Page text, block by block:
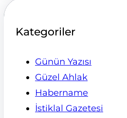
Kategoriler
Günün Yazısı
Güzel Ahlak
Habername
İstiklal Gazetesi